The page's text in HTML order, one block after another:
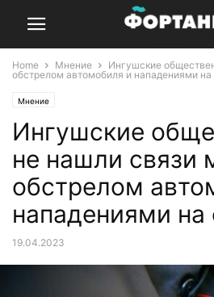
Home Мнение
Ингушские
обстрелом автомобиля и нападениями на
Мнение
Ингушские
не нашли связи
обстрелом
нападениями на
19.04.2023